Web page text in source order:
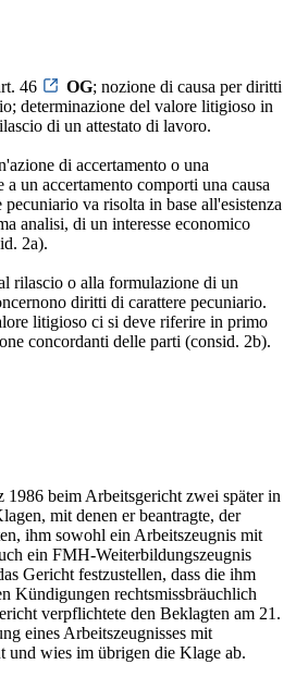
46 OG; nozione di causa per diritti
determinazione del valore litigioso in
di un attestato di lavoro.
di accertamento o una
a un accertamento comporti una causa
va risolta in base all'esistenza
analisi, di un interesse economico
2a).
rilascio o alla formulazione di un
diritti di carattere pecuniario.
litigioso ci si deve riferire in primo
concordanti delle parti (consid. 2b).
beim Arbeitsgericht zwei später in
mit denen er beantragte, der
ihm sowohl ein Arbeitszeugnis mit
ein FMH-Weiterbildungszeugnis
Gericht festzustellen, dass die ihm
Kündigungen rechtsmissbräuchlich
verpflichtete den Beklagten am 21.
eines Arbeitszeugnisses mit
und wies im übrigen die Klage ab.